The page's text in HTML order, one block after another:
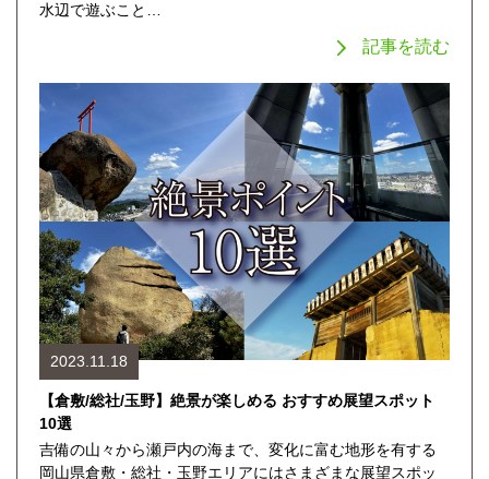
水辺で遊ぶこと…
記事を読む
2023.11.18
【倉敷/総社/玉野】絶景が楽しめる おすすめ展望スポット
10選
吉備の山々から瀬戸内の海まで、変化に富む地形を有する
岡山県倉敷・総社・玉野エリアにはさまざまな展望スポッ